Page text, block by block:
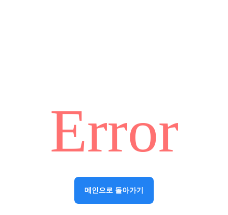
Error
메인으로 돌아가기